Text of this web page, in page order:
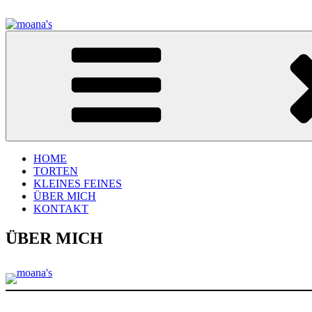
Inhalt
springen
HOME
TORTEN
KLEINES FEINES
ÜBER MICH
KONTAKT
ÜBER MICH